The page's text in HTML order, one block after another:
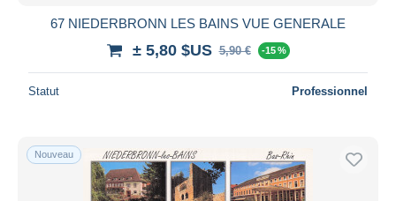
67 NIEDERBRONN LES BAINS VUE GENERALE
± 5,80 $US 5,90 € -15 %
Statut Professionnel
Nouveau